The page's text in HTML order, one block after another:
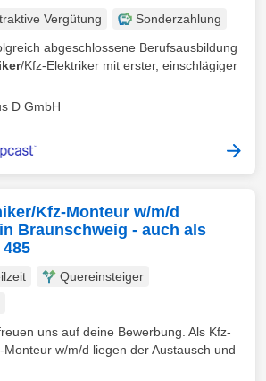
Vergütung
Sonderzahlung
abgeschlossene Berufsausbildung
/Kfz-Elektriker mit erster, einschlägiger
D GmbH
Kfz-Monteur w/m/d
Braunschweig - auch als
Quereinsteiger
uns auf deine Bewerbung. Als Kfz-
Monteur w/m/d liegen der Austausch und